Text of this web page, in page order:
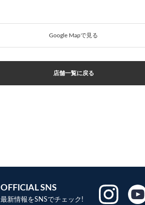
Google Mapで見る
店舗一覧に戻る
OFFICIAL SNS
最新情報をSNSでチェック!